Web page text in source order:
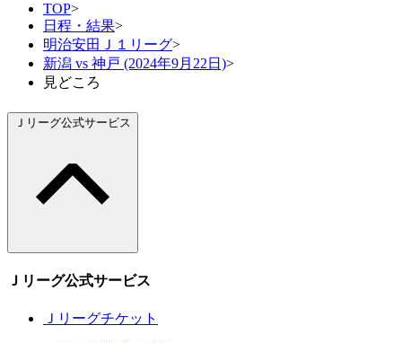
TOP>
日程・結果>
明治安田Ｊ１リーグ>
新潟 vs 神戸 (2024年9月22日)>
見どころ
Ｊリーグ公式サービス
Ｊリーグ公式サービス
Ｊリーグチケット